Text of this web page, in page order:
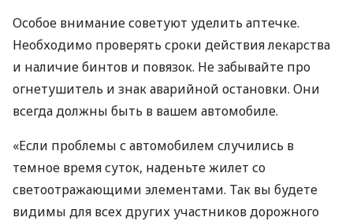
Особое внимание советуют уделить аптечке.
Необходимо проверять сроки действия лекарства
и наличие бинтов и повязок. Не забывайте про
огнетушитель и знак аварийной остановки. Они
всегда должны быть в вашем автомобиле.
«Если проблемы с автомобилем случились в
темное время суток, наденьте жилет со
светоотражающими элементами. Так вы будете
видимы для всех других участников дорожного